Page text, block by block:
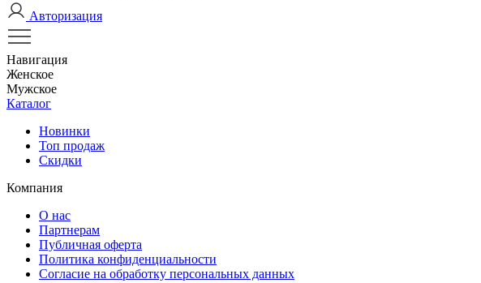
Авторизация
Навигация
Женское
Мужское
Каталог
Новинки
Топ продаж
Скидки
Компания
О нас
Партнерам
Публичная оферта
Политика конфиденциальности
Согласие на обработку персональных данных